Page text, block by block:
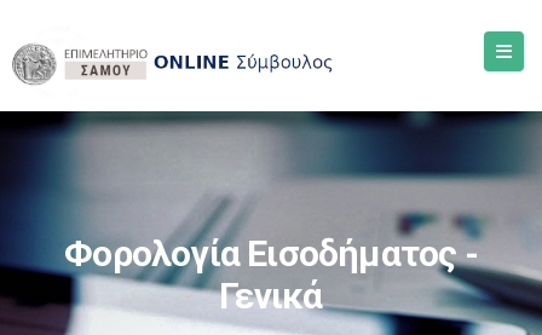
Φορολογία Εισοδήματος -
Γενικά